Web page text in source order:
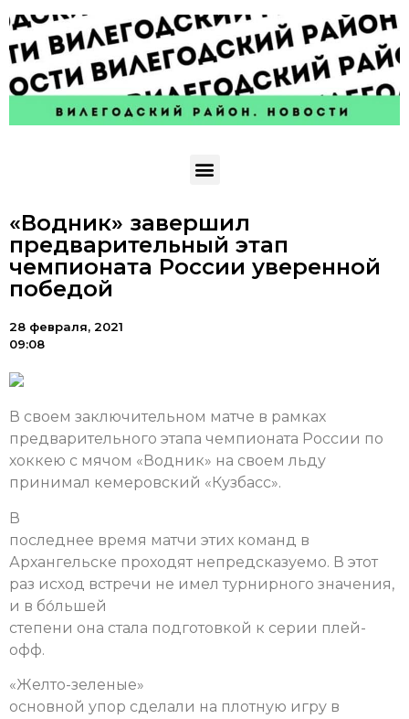
«Водник» завершил
предварительный этап
чемпионата России уверенной
победой
28 февраля, 2021
09:08
В своем заключительном матче в рамках
предварительного этапа чемпионата России по
хоккею с мячом «Водник» на своем льду
принимал кемеровский «Кузбасс».
В
последнее время матчи этих команд в
Архангельске проходят непредсказуемо. В этот
раз исход встречи не имел турнирного значения,
и в бо́льшей
степени она стала подготовкой к серии плей-
офф.
«Желто-зеленые»
основной упор сделали на плотную игру в